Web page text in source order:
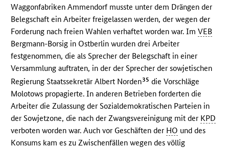
Waggonfabriken Ammendorf musste unter dem Drängen der
Belegschaft ein Arbeiter freigelassen werden, der wegen der
Forderung nach freien Wahlen verhaftet worden war. ImVEB
Bergmann-Borsig in Ostberlin wurden drei Arbeiter
festgenommen, die als Sprecher der Belegschaft in einer
Versammlung auftraten, in der der Sprecher der sowjetischen
Regierung Staatssekretär Albert Norden35 die Vorschläge
Molotows propagierte. In anderen Betrieben forderten die
Arbeiter die Zulassung der Sozialdemokratischen Parteien in
der Sowjetzone, die nach der Zwangsvereinigung mit der KPD
verboten worden war. Auch vor Geschäften der HO und des
Konsums kam es zu Zwischenfällen wegen des völlig